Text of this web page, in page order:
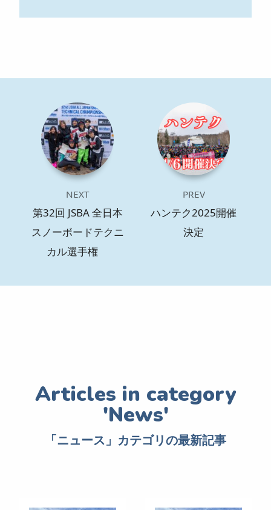
NEXT
第32回 JSBA 全日本
スノーボードテクニ
カル選手権
PREV
ハンテク2025開催
決定
「ニュース」カテゴリの最新記事